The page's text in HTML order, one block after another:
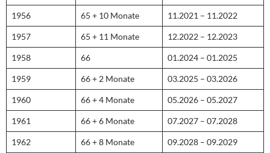
1956 65 + 10 Monate 11.2021 – 11.2022
1957 65 + 11 Monate 12.2022 – 12.2023
1958 66 01.2024 – 01.2025
1959 66 + 2 Monate 03.2025 – 03.2026
1960 66 + 4 Monate 05.2026 – 05.2027
1961 66 + 6 Monate 07.2027 – 07.2028
1962 66 + 8 Monate 09.2028 – 09.2029